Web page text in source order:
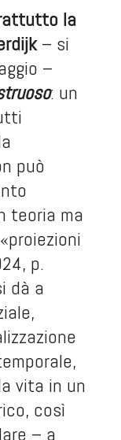
la
– si
–
: un
può
teoria ma
p.
dà a
vita in un
così
– a